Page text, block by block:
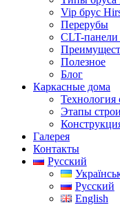
Vip брус
Перерубы
CLT-
Полезное
Блог
Каркасные дома
Технология
Этапы
Галерея
Контакты
Русский
Русский
English